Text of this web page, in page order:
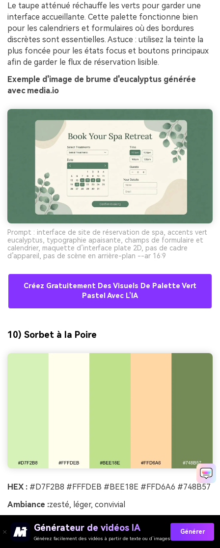
Le taupe atténué réchauffe les verts pour garder une
interface accueillante. Cette palette fonctionne bien
pour les calendriers et formulaires où des bordures
discrètes sont essentielles. Astuce : utilisez la teinte la
plus foncée pour les états focus et boutons principaux
afin de garder le flux de réservation lisible.
Exemple d'image de brume d'eucalyptus générée
avec media.io
Prompt : interface de site de réservation de spa, accents vert
eucalyptus, typographie apaisante, champs de formulaire et
calendrier, maquette d’interface plate 2D, pas de cadre
d’appareil, pas de scène en arrière-plan --ar 16:9
Créez Gratuitement Des Visuels De Palette Vert
Pastel Avec L’IA
10) Sorbet à la Poire
HEX : #D7F2B8 #FFFDEB #BEE18E #FFD6A6 #748B57
Ambiance :zesté, léger, convivial
Idéal pour :
affiche événement estival
Zesté et léger, cet ensemble évoque le sorbet à la poire,
Générateur de vidéos IA
Générez facilement des vidéos à partir de texte ou d’images
Générer